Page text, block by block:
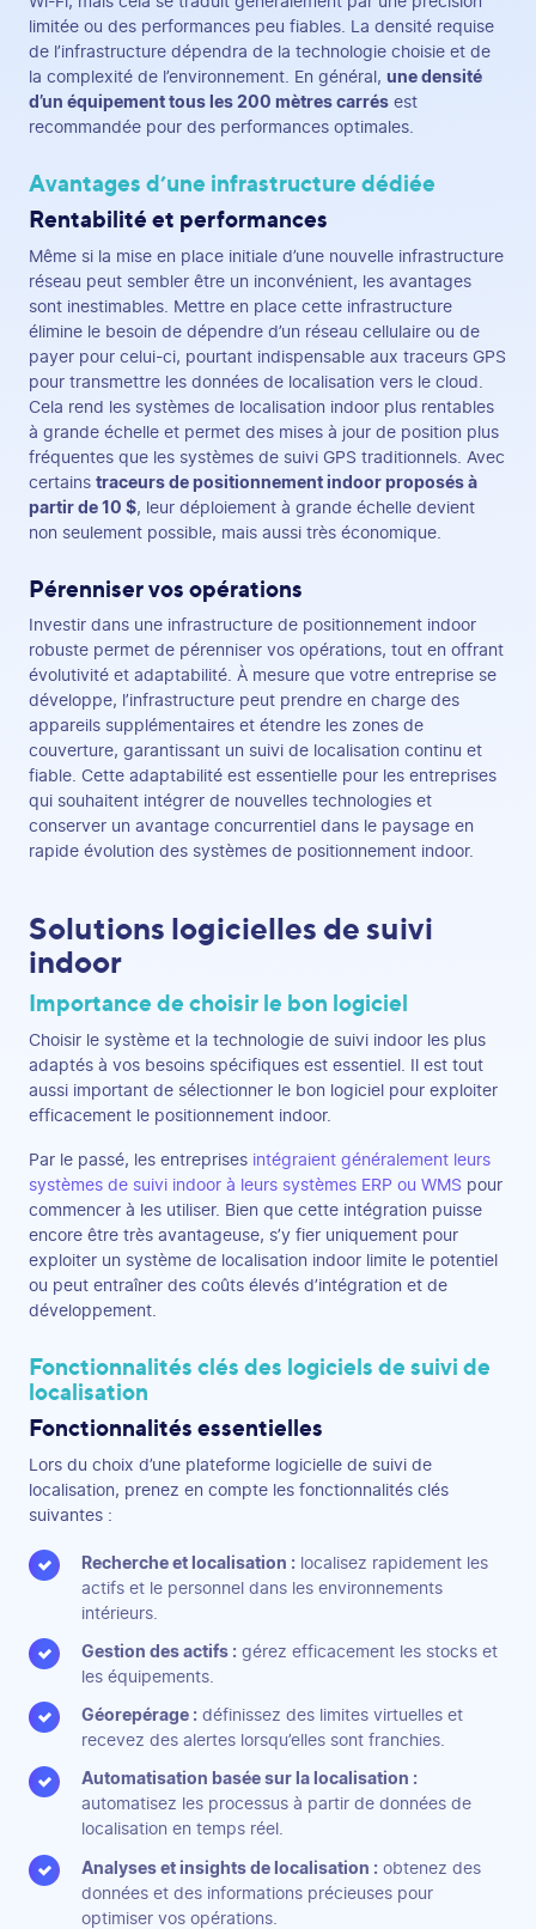
limitée ou des performances peu fiables. La densité requise
de l’infrastructure dépendra de la technologie choisie et de
la complexité de l’environnement. En général, une densité
d’un équipement tous les 200 mètres carrés est
recommandée pour des performances optimales.
Avantages d’une infrastructure dédiée
Rentabilité et performances
Même si la mise en place initiale d’une nouvelle infrastructure
réseau peut sembler être un inconvénient, les avantages
sont inestimables. Mettre en place cette infrastructure
élimine le besoin de dépendre d’un réseau cellulaire ou de
payer pour celui-ci, pourtant indispensable aux traceurs GPS
pour transmettre les données de localisation vers le cloud.
Cela rend les systèmes de localisation indoor plus rentables
à grande échelle et permet des mises à jour de position plus
fréquentes que les systèmes de suivi GPS traditionnels. Avec
certains traceurs de positionnement indoor proposés à
partir de 10 $, leur déploiement à grande échelle devient
non seulement possible, mais aussi très économique.
Pérenniser vos opérations
Investir dans une infrastructure de positionnement indoor
robuste permet de pérenniser vos opérations, tout en offrant
évolutivité et adaptabilité. À mesure que votre entreprise se
développe, l’infrastructure peut prendre en charge des
appareils supplémentaires et étendre les zones de
couverture, garantissant un suivi de localisation continu et
fiable. Cette adaptabilité est essentielle pour les entreprises
qui souhaitent intégrer de nouvelles technologies et
conserver un avantage concurrentiel dans le paysage en
rapide évolution des systèmes de positionnement indoor.
Solutions logicielles de suivi
indoor
Importance de choisir le bon logiciel
Choisir le système et la technologie de suivi indoor les plus
adaptés à vos besoins spécifiques est essentiel. Il est tout
aussi important de sélectionner le bon logiciel pour exploiter
efficacement le positionnement indoor.
Par le passé, les entreprises intégraient généralement leurs
systèmes de suivi indoor à leurs systèmes ERP ou WMS pour
commencer à les utiliser. Bien que cette intégration puisse
encore être très avantageuse, s’y fier uniquement pour
exploiter un système de localisation indoor limite le potentiel
ou peut entraîner des coûts élevés d’intégration et de
développement.
Fonctionnalités clés des logiciels de suivi de
localisation
Fonctionnalités essentielles
Lors du choix d’une plateforme logicielle de suivi de
localisation, prenez en compte les fonctionnalités clés
suivantes :
Recherche et localisation : localisez rapidement les
actifs et le personnel dans les environnements
intérieurs.
Gestion des actifs : gérez efficacement les stocks et
les équipements.
Géorepérage : définissez des limites virtuelles et
recevez des alertes lorsqu’elles sont franchies.
Automatisation basée sur la localisation :
automatisez les processus à partir de données de
localisation en temps réel.
Analyses et insights de localisation : obtenez des
données et des informations précieuses pour
optimiser vos opérations.